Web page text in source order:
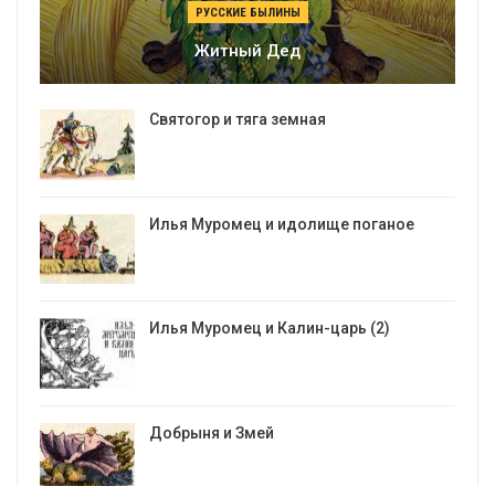
РУССКИЕ БЫЛИНЫ
Житный Дед
Святогор и тяга земная
Илья Муромец и идолище поганое
Илья Муромец и Калин-царь (2)
Добрыня и Змей